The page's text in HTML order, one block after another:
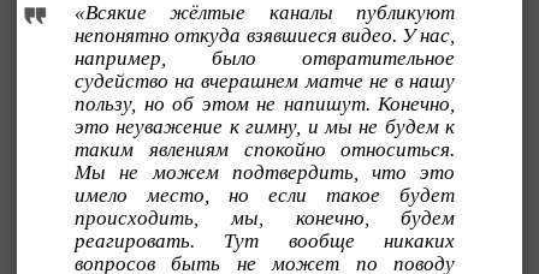
«Всякие жёлтые каналы публикуют
непонятно откуда взявшиеся видео. У нас,
например, было отвратительное
судейство на вчерашнем матче не в нашу
пользу, но об этом не напишут. Конечно,
это неуважение к гимну, и мы не будем к
таким явлениям спокойно относиться.
Мы не можем подтвердить, что это
имело место, но если такое будет
происходить, мы, конечно, будем
реагировать. Тут вообще никаких
вопросов быть не может по поводу